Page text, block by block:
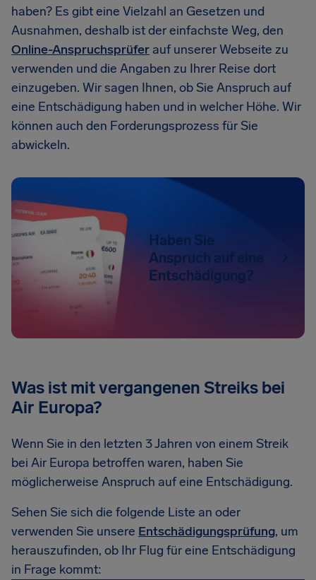
haben? Es gibt eine Vielzahl an Gesetzen und
Ausnahmen, deshalb ist der einfachste Weg, den
Online-Anspruchsprüfer auf unserer Webseite zu
verwenden und die Angaben zu Ihrer Reise dort
einzugeben. Wir sagen Ihnen, ob Sie Anspruch auf
eine Entschädigung haben und in welcher Höhe. Wir
können auch den Forderungsprozess für Sie
abwickeln.
Haben Sie
Anspruch auf eine
Entschädigung?
Was ist mit vergangenen Streiks bei
Air Europa?
Wenn Sie in den letzten 3 Jahren von einem Streik
bei Air Europa betroffen waren, haben Sie
möglicherweise Anspruch auf eine Entschädigung.
Sehen Sie sich die folgende Liste an oder
verwenden Sie unsere Entschädigungsprüfung, um
herauszufinden, ob Ihr Flug für eine Entschädigung
in Frage kommt: